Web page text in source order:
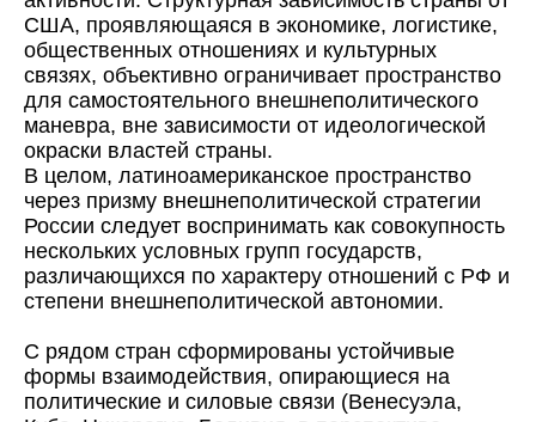
США, проявляющаяся в экономике, логистике,
общественных отношениях и культурных
связях, объективно ограничивает пространство
для самостоятельного внешнеполитического
маневра, вне зависимости от идеологической
окраски властей страны.
В целом, латиноамериканское пространство
через призму внешнеполитической стратегии
России следует воспринимать как совокупность
нескольких условных групп государств,
различающихся по характеру отношений с РФ и
степени внешнеполитической автономии.
С рядом стран сформированы устойчивые
формы взаимодействия, опирающиеся на
политические и силовые связи (Венесуэла,